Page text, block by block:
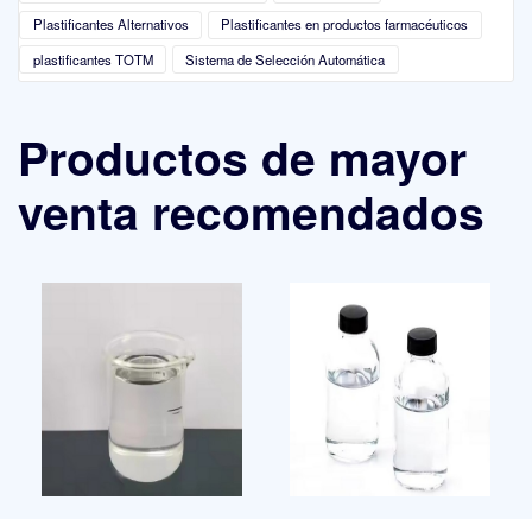
Plastificantes Alternativos
Plastificantes en productos farmacéuticos
plastificantes TOTM
Sistema de Selección Automática
Productos de mayor
venta recomendados